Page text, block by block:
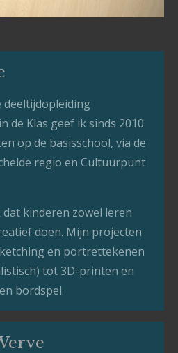
deeltijdopleiding
de Klas geef ik sinds 2010
op de basisschool, via de
regio en Cultuurpunt
kinderen zowel leren
doen. Mijn projecten
en portrettekenen
tot 3D-printen en
bordspel.